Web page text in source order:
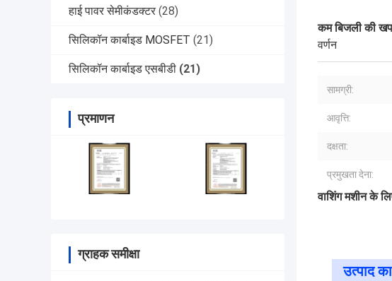
हाई पावर सेमीकंडक्टर (28)
सिलिकॉन कार्बाइड MOSFET (21)
सिलिकॉन कार्बाइड एसबीडी (21)
प्रमाणन
ग्राहक समीक्षा
कम बिजली की
वर्णन
सामग्री:
आवृत्ति:
दक्षता:
प्रमुखता देना:
वाशिंग मशीन के
उत्पाद